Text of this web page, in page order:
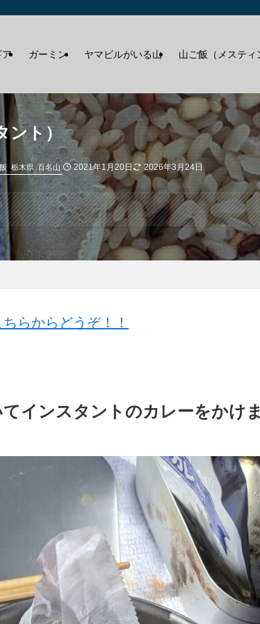
ア ガーミン ヤマビルがいる山 山ご飯（メスティ
ント）
栃木県 百名山 2021年1月20日 2026年3月24日
らからどうぞ！！
インスタントのカレーをかけ